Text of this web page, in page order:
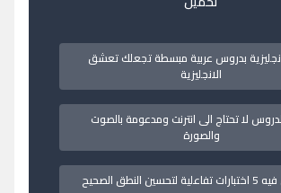
بدروس عربية مبسطة تجعلك تعشق
الانجليزية
لا تحتاج الى انترنت ومدعومة بالصوت
والصورة
النطق الصحيح